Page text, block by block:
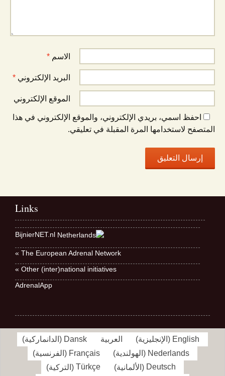
الاسم *
البريد الإلكتروني *
الموقع الإلكتروني
احفظ اسمي، بريدي الإلكتروني، والموقع الإلكتروني في هذا
المتصفح لاستخدامها المرة المقبلة في تعليقي.
Links
BijnierNET.nl
The European Adrenal Network »
Other (inter)national initiatives »
AdrenalApp
English
(الإنجليزية) العربية Dansk
(الدانماركية)
Nederlands
( الهولندية)
Français
( الفرنسية)
Deutsch
(الألمانية)
Türkçe
(التركية)